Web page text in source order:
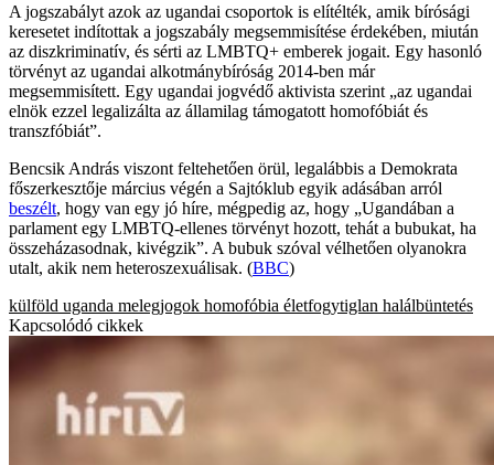
A jogszabályt azok az ugandai csoportok is elítélték, amik bírósági
keresetet indítottak a jogszabály megsemmisítése érdekében, miután
az diszkriminatív, és sérti az LMBTQ+ emberek jogait. Egy hasonló
törvényt az ugandai alkotmánybíróság 2014-ben már
megsemmisített. Egy ugandai jogvédő aktivista szerint „az ugandai
elnök ezzel legalizálta az államilag támogatott homofóbiát és
transzfóbiát”.
Bencsik András viszont feltehetően örül, legalábbis a Demokrata
főszerkesztője március végén a Sajtóklub egyik adásában arról
beszélt, hogy van egy jó híre, mégpedig az, hogy „Ugandában a
parlament egy LMBTQ-ellenes törvényt hozott, tehát a bubukat, ha
összeházasodnak, kivégzik”. A bubuk szóval vélhetően olyanokra
utalt, akik nem heteroszexuálisak. (BBC)
külföld uganda melegjogok homofóbia életfogytiglan halálbüntetés
Kapcsolódó cikkek